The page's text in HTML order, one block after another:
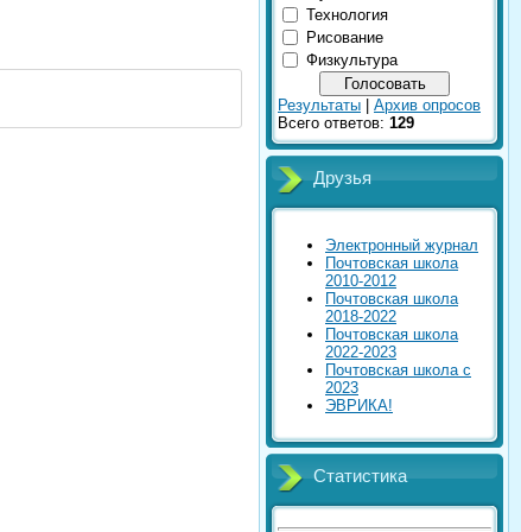
Технология
Рисование
Физкультура
Результаты | Архив опросов
Всего ответов: 129
Друзья
Электронный журнал
Почтовская школа
2010-2012
Почтовская школа
2018-2022
Почтовская школа
2022-2023
Почтовская школа с
2023
ЭВРИКА!
Статистика